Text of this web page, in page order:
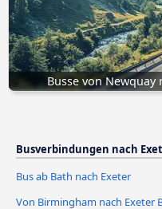
Busse von Newquay
Busverbindungen nach
Bus ab Bath nach Exeter
Von Birmingham nach Exeter